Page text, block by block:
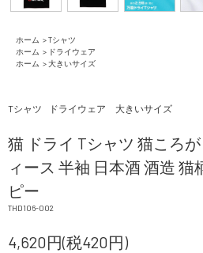
ホーム >Tシャツ
ホーム > ドライウェア
ホーム >大きいサイズ
Tシャツ ドライウェア 大きいサイズ
猫 ドライ Tシャツ 猫ころ
ィース 半袖 日本酒 酒造 猫
ピー
THD106-002
4,620円(税420円)